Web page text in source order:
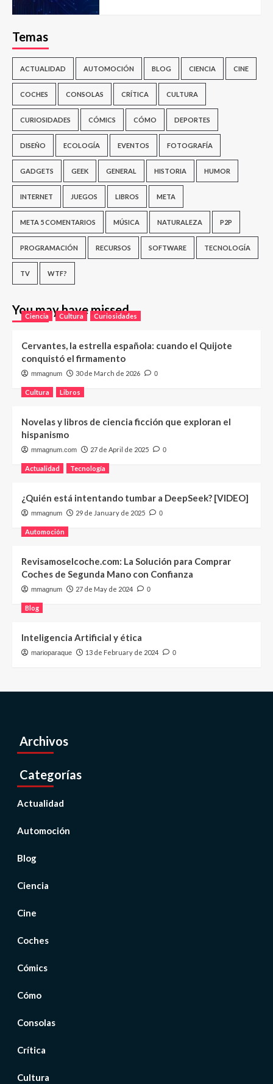
Temas
ACTUALIDAD AUTOMOCIÓN BLOG CIENCIA CINE
COCHES CONSOLAS CRÍTICA CULTURA
CURIOSIDADES CÓMICS CÓMO DEPORTES
DISEÑO ECOLOGÍA EVENTOS FOTOGRAFÍA
GADGETS GEEK GENERAL HISTORIA HUMOR
INTERNET JUEGOS LIBROS META
META 5 COMENTARIOS MÚSICA NATURALEZA P2P
PROGRAMACIÓN RECURSOS SOFTWARE TECNOLOGÍA
TV WTF?
You may have missed
Ciencia Cultura Curiosidades
Cervantes, la estrella española: cuando el Quijote
conquistó el firmamento
mmagnum 30 de March de 2026 0
Cultura Libros
Novelas y libros de ciencia ficción que exploran el
hispanismo
mmagnum.com 27 de April de 2025 0
Actualidad Tecnología
¿Quién está intentando tumbar a DeepSeek? [VIDEO]
mmagnum 29 de January de 2025 0
Automoción
Revisamoselcoche.com: La Solución para Comprar
Coches de Segunda Mano con Confianza
mmagnum 27 de May de 2024 0
Blog
Inteligencia Artificial y ética
marioparaque 13 de February de 2024 0
Archivos
Categorías
Actualidad
Automoción
Blog
Ciencia
Cine
Coches
Cómics
Cómo
Consolas
Crítica
Cultura